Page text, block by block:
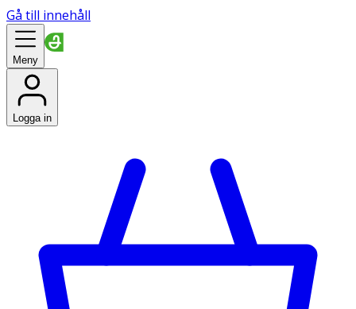
Gå till innehåll
Meny
Logga in